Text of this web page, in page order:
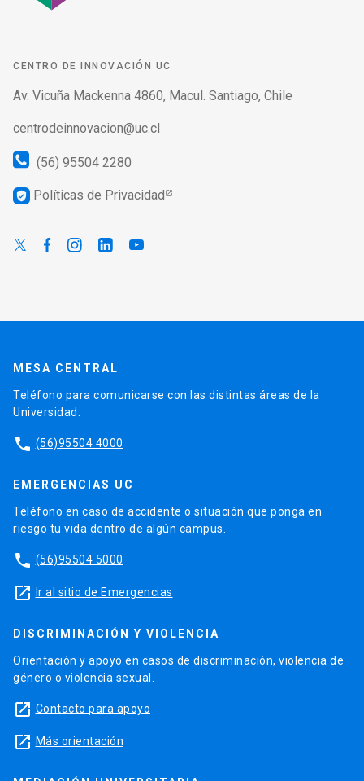
CENTRO DE INNOVACIÓN UC
Av. Vicuña Mackenna 4860, Macul. Santiago, Chile
centrodeinnovacion@uc.cl
(56) 95504 2280
verified_user Políticas de Privacidad
MESA CENTRAL
Teléfono para comunicarse con las distintas áreas de la
Universidad.
phone (56)95504 4000
EMERGENCIAS UC
Teléfono en caso de accidente o situación que ponga en
riesgo tu vida dentro de algún campus.
phone (56)95504 5000
launch Ir al sitio de Emergencias
DISCRIMINACIÓN Y VIOLENCIA
Orientación y apoyo en casos de discriminación, violencia de
género o violencia sexual.
launch Contacto para apoyo
launch Más orientación